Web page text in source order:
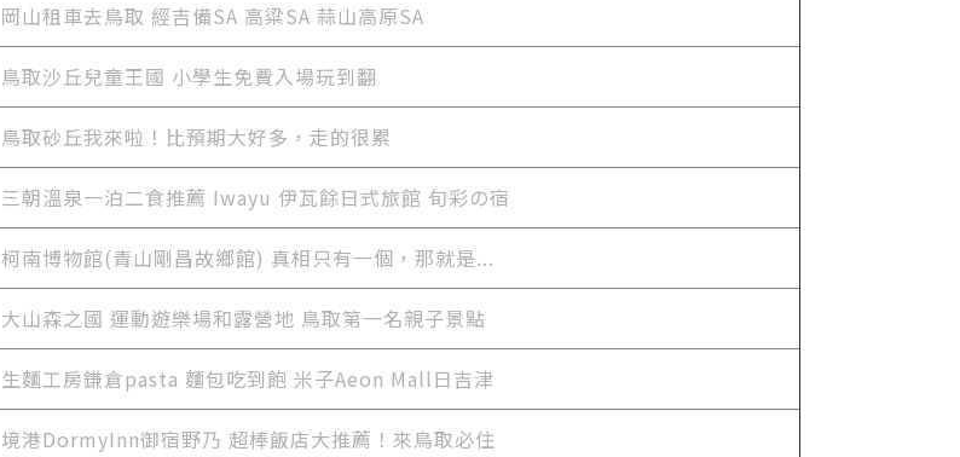
岡山租車去鳥取 經吉備SA 高粱SA 蒜山高原SA
鳥取沙丘兒童王國 小學生免費入場玩到翻
鳥取砂丘我來啦！比預期大好多，走的很累
三朝溫泉一泊二食推薦 Iwayu 伊瓦餘日式旅館 旬彩の宿
柯南博物館(青山剛昌故鄉館) 真相只有一個，那就是...
大山森之國 運動遊樂場和露營地 鳥取第一名親子景點
生麵工房鎌倉pasta 麵包吃到飽 米子Aeon Mall日吉津
境港DormyInn御宿野乃 超棒飯店大推薦！來鳥取必住